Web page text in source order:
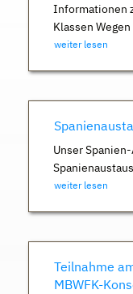
Informationen
Klassen
weiter lesen
Unser
weiter lesen
Teilnahme
MBWFK-